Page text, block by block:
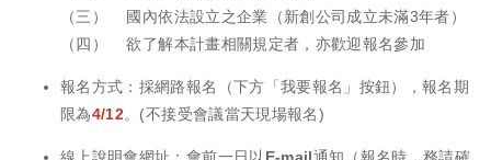
（三） 國內依法設立之企業（新創公司成立未滿3年者）
（四） 欲了解本計畫相關規定者，亦歡迎報名參加
報名方式：採網路報名（下方「我要報名」按鈕），報名期
限為4/12。(不接受會議當天現場報名)